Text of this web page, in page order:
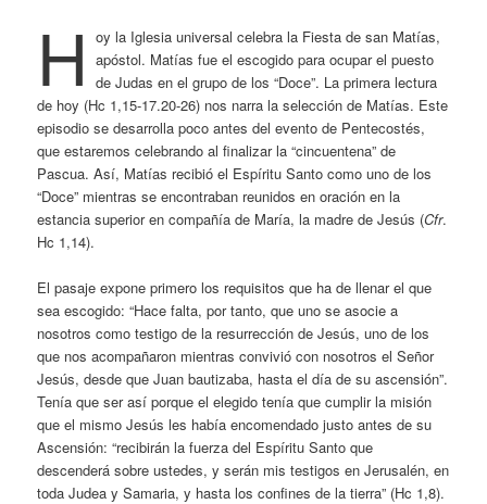
H
oy la Iglesia universal celebra la Fiesta de san Matías,
apóstol. Matías fue el escogido para ocupar el puesto
de Judas en el grupo de los “Doce”. La primera lectura
de hoy (Hc 1,15-17.20-26) nos narra la selección de Matías. Este
episodio se desarrolla poco antes del evento de Pentecostés,
que estaremos celebrando al finalizar la “cincuentena” de
Pascua. Así, Matías recibió el Espíritu Santo como uno de los
“Doce” mientras se encontraban reunidos en oración en la
estancia superior en compañía de María, la madre de Jesús (Cfr.
Hc 1,14).
El pasaje expone primero los requisitos que ha de llenar el que
sea escogido: “Hace falta, por tanto, que uno se asocie a
nosotros como testigo de la resurrección de Jesús, uno de los
que nos acompañaron mientras convivió con nosotros el Señor
Jesús, desde que Juan bautizaba, hasta el día de su ascensión”.
Tenía que ser así porque el elegido tenía que cumplir la misión
que el mismo Jesús les había encomendado justo antes de su
Ascensión: “recibirán la fuerza del Espíritu Santo que
descenderá sobre ustedes, y serán mis testigos en Jerusalén, en
toda Judea y Samaria, y hasta los confines de la tierra” (Hc 1,8).